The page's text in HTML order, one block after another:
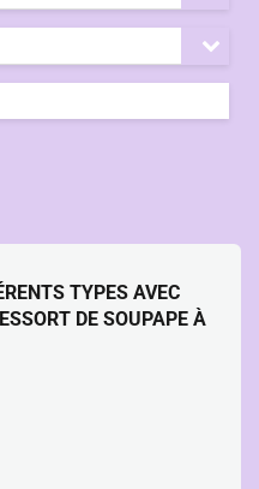
TYPES AVEC
DE SOUPAPE À